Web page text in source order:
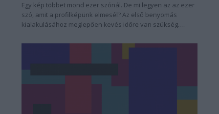
Egy kép többet mond ezer szónál. De mi legyen az az ezer
szó, amit a profilképünk elmesél? Az első benyomás
kialakulásához meglepően kevés időre van szükség.